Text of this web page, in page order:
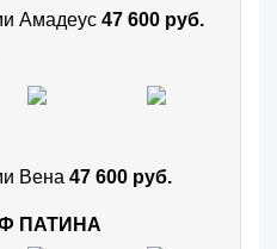
Амадеус 47 600 руб.
Вена 47 600 руб.
ПАТИНА